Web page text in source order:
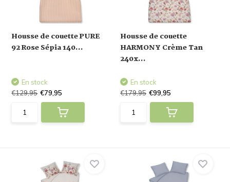
Housse de couette PURE
92 Rose Sépia 140...
En stock
€129,95 €79,95
Housse de couette
HARMONY Crème Tan
240x...
En stock
€179,95 €99,95